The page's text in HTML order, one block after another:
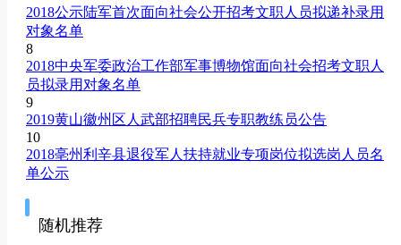
2018公示陆军首次面向社会公开招考文职人员拟递补录用
对象名单
8
2018中央军委政治工作部军事博物馆面向社会招考文职人
员拟录用对象名单
9
2019黄山徽州区人武部招聘民兵专职教练员公告
10
2018亳州利辛县退役军人扶持就业专项岗位拟选岗人员名
单公示
随机推荐